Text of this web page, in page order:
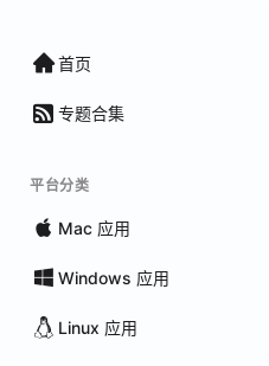
首页
专题合集
平台分类
Mac 应用
Windows 应用
Linux 应用